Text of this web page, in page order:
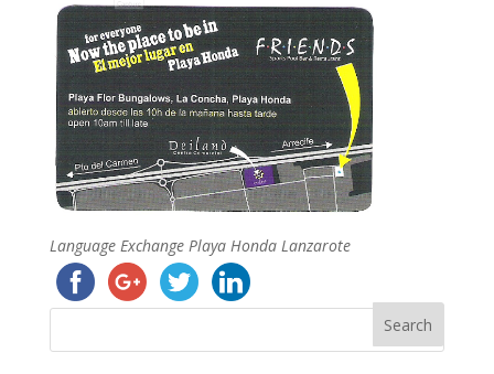
Language Exchange Playa Honda Lanzarote